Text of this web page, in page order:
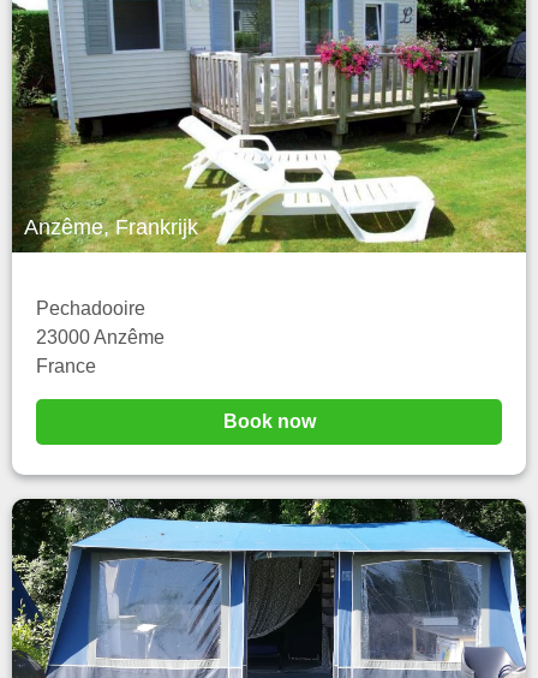
Anzême, Frankrijk
Pechadooire
23000 Anzême
France
Book now